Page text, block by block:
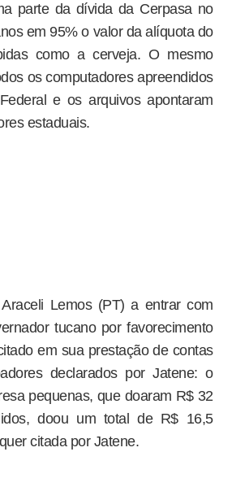
parte da dívida da Cerpasa no
em 95% o valor da alíquota do
como a cerveja. O mesmo
os computadores apreendidos
e os arquivos apontaram
estaduais.
Lemos (PT) a entrar com
tucano por favorecimento
em sua prestação de contas
declarados por Jatene: o
pequenas, que doaram R$ 32
doou um total de R$ 16,5
citada por Jatene.